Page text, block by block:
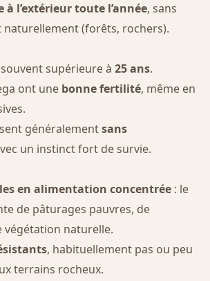
à l’extérieur toute l’année, sans
naturellement (forêts, rochers).
supérieure à 25 ans.
ont une bonne fertilité, même en
généralementsans
un instinct fort de survie.
en alimentation concentrée: le
de pâturages pauvres, de
végétation naturelle.
, habituellement pas ou peu
terrains rocheux.